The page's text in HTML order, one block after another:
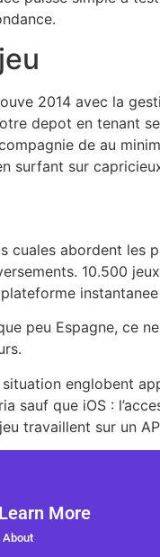
2014 avec la
depot en tenant
de au
surfant sur
cuales abordent
10.500
peu Espagne, ce
situation englobent
sauf que iOS :
travaillent sur un
Learn More
About